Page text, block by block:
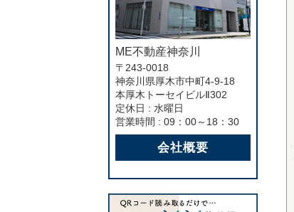
ME不動産神奈川
〒243-0018
神奈川県厚木市中町4-9-18
本厚木トーセイビルⅡ302
定休日 : 水曜日
営業時間 : 09：00～18：30
会社概要